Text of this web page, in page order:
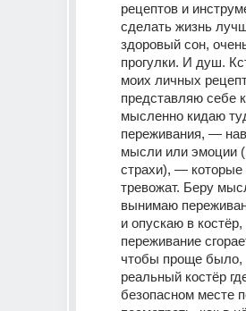
рецептов и
сделать жизнь
здоровый сон,
прогулки. И душ.
моих личных
представляю себе
мысленно кидаю
переживания, —
мысли или эмоции
страхи), — которые
тревожат. Беру
вынимаю
и опускаю в
переживание
чтобы проще было,
реальный костёр
безопасном месте